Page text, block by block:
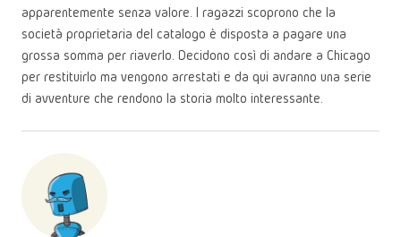
apparentemente senza valore. I ragazzi scoprono che la
società proprietaria del catalogo è disposta a pagare una
grossa somma per riaverlo. Decidono così di andare a Chicago
per restituirlo ma vengono arrestati e da qui avranno una serie
di avventure che rendono la storia molto interessante.